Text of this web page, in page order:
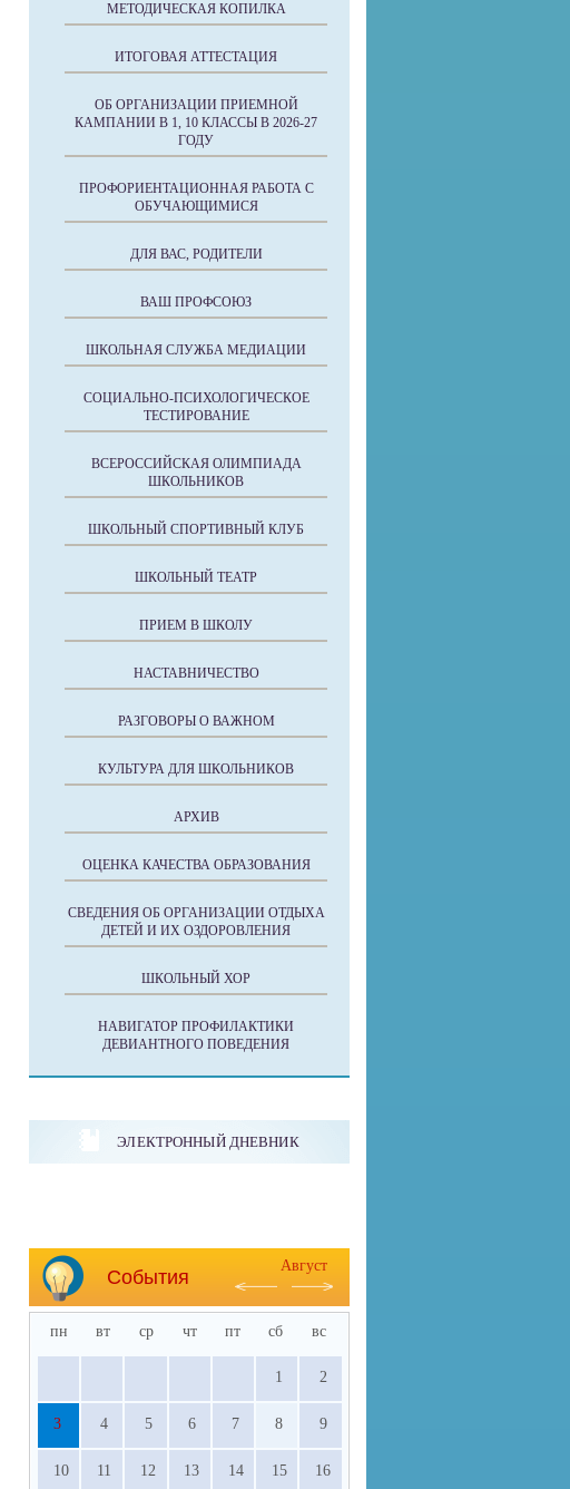
МЕТОДИЧЕСКАЯ КОПИЛКА
ИТОГОВАЯ АТТЕСТАЦИЯ
ОБ ОРГАНИЗАЦИИ ПРИЕМНОЙ
КАМПАНИИ В 1, 10 КЛАССЫ В 2026-27
ГОДУ
ПРОФОРИЕНТАЦИОННАЯ РАБОТА С
ОБУЧАЮЩИМИСЯ
ДЛЯ ВАС, РОДИТЕЛИ
ВАШ ПРОФСОЮЗ
ШКОЛЬНАЯ СЛУЖБА МЕДИАЦИИ
СОЦИАЛЬНО-ПСИХОЛОГИЧЕСКОЕ
ТЕСТИРОВАНИЕ
ВСЕРОССИЙСКАЯ ОЛИМПИАДА
ШКОЛЬНИКОВ
ШКОЛЬНЫЙ СПОРТИВНЫЙ КЛУБ
ШКОЛЬНЫЙ ТЕАТР
ПРИЕМ В ШКОЛУ
НАСТАВНИЧЕСТВО
РАЗГОВОРЫ О ВАЖНОМ
КУЛЬТУРА ДЛЯ ШКОЛЬНИКОВ
АРХИВ
ОЦЕНКА КАЧЕСТВА ОБРАЗОВАНИЯ
СВЕДЕНИЯ ОБ ОРГАНИЗАЦИИ ОТДЫХА
ДЕТЕЙ И ИХ ОЗДОРОВЛЕНИЯ
ШКОЛЬНЫЙ ХОР
НАВИГАТОР ПРОФИЛАКТИКИ
ДЕВИАНТНОГО ПОВЕДЕНИЯ
ЭЛЕКТРОННЫЙ ДНЕВНИК
События
Август
пн вт ср чт пт сб вс
1 2
3 4 5 6 7 8 9
10 11 12 13 14 15 16